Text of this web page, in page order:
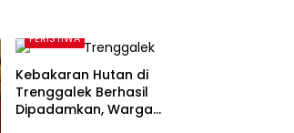
PERISTIWA
Kebakaran Hutan di
Trenggalek Berhasil
Dipadamkan, Warga